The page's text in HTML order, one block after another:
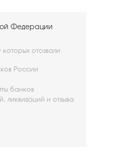
Федерации
отозвали
России
банков
ликвидаций и отзыва